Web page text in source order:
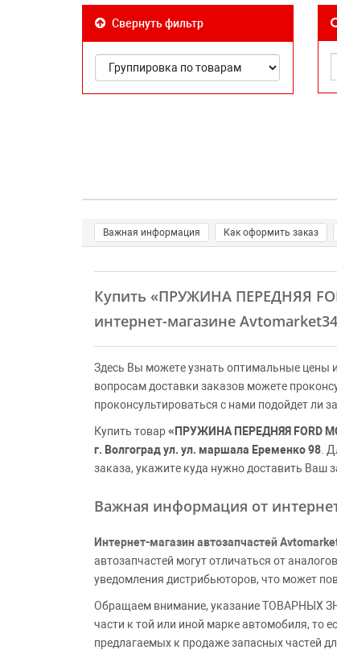
Свернуть фильтр
Важная информация Как оформить заказ
Купить «ПРУЖИНА ПЕРЕДНЯЯ
интернет-магазине
Здесь Вы можете узнать оптимальные цены
вопросам доставки заказов можете
проконсультироваться с нами подойдет ли
Купить товар«ПРУЖИНА ПЕРЕДНЯЯ FORD
г. Волгоград ул. ул. маршала Еременко 98 .
заказа, укажите куда нужно доставить Ваш
Важная информация от
Интернет-магазин автозапчастей
автозапчастей могут отличаться от
уведомления дистрибьюторов, что может
Обращаем внимание, указание ТОВАРНЫХ
части к той или иной марке автомобиля, то
предлагаемых к продаже запасных частей